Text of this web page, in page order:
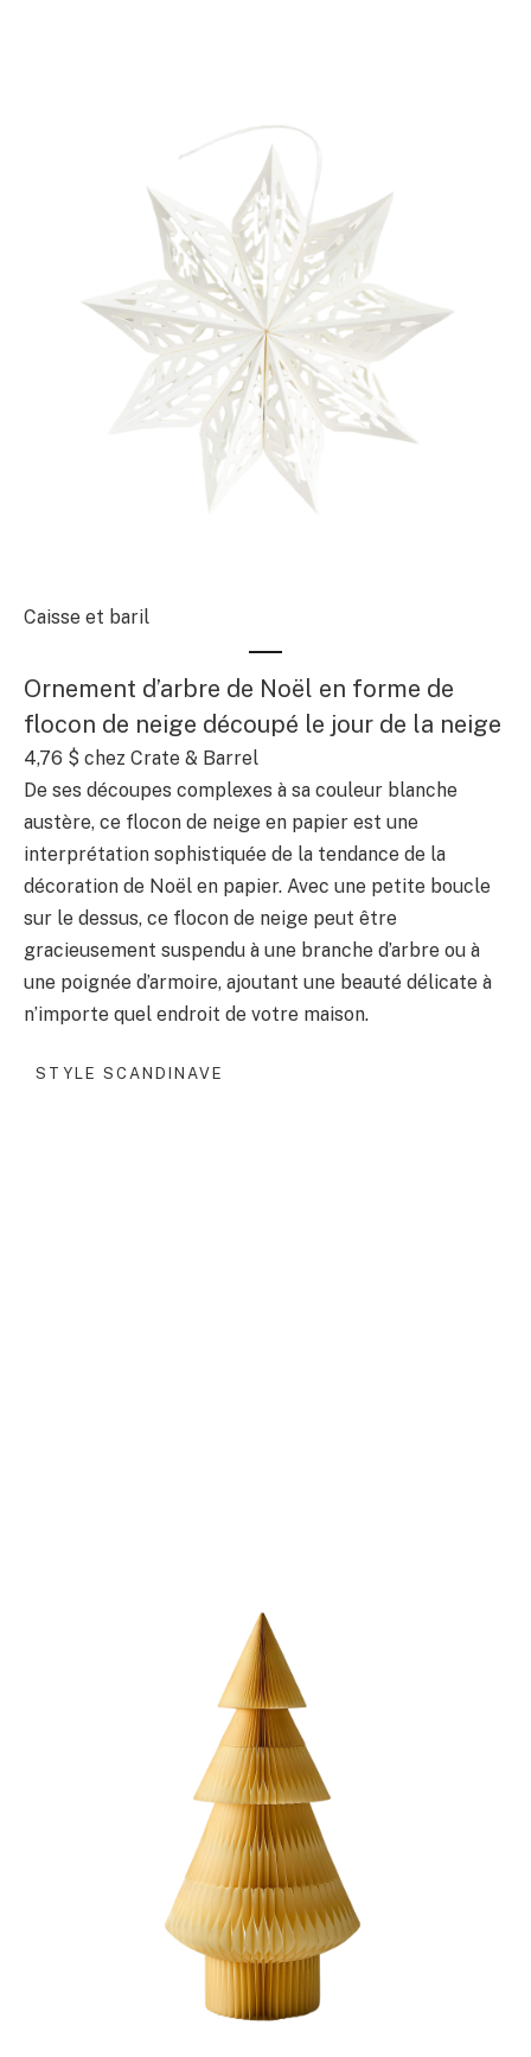
Caisse et baril
Ornement d’arbre de Noël en forme de
flocon de neige découpé le jour de la neige
4,76 $ chez Crate & Barrel
De ses découpes complexes à sa couleur blanche
austère, ce flocon de neige en papier est une
interprétation sophistiquée de la tendance de la
décoration de Noël en papier. Avec une petite boucle
sur le dessus, ce flocon de neige peut être
gracieusement suspendu à une branche d’arbre ou à
une poignée d’armoire, ajoutant une beauté délicate à
n’importe quel endroit de votre maison.
STYLE SCANDINAVE